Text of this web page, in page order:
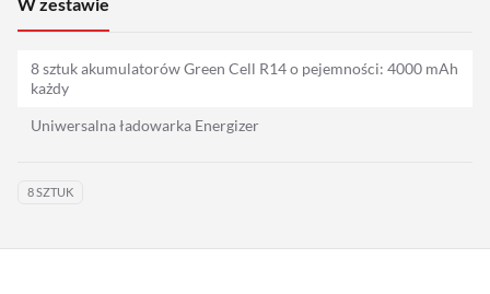
8 sztuk akumulatorów Green Cell R14 o pejemności: 4000 mAh
każdy
Uniwersalna ładowarka Energizer
8 SZTUK
Grip
Slidery
Hot Head